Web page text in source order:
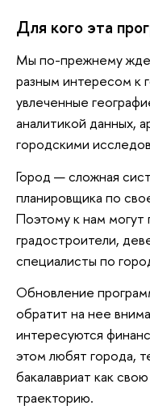
Для кого эта
Мы по-прежнему
разным интересом к
увлеченные
аналитикой данных,
городскими
Город — сложная
планировщика по
Поэтому к нам
градостроители,
специалисты по
Обновление
обратит на нее
интересуются
этом любят города,
бакалавриат как
траекторию.